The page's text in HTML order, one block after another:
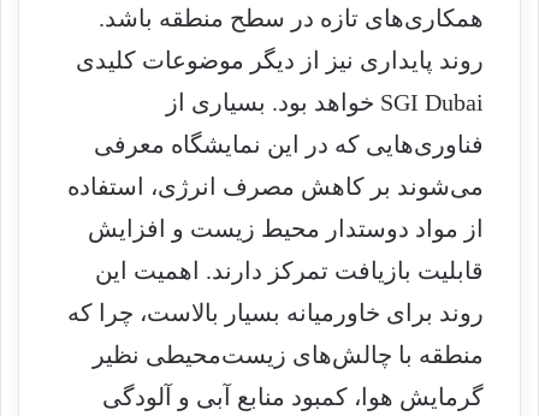
همکاری‌های تازه در سطح منطقه باشد.
روند پایداری نیز از دیگر موضوعات کلیدی
SGI Dubai خواهد بود. بسیاری از
فناوری‌هایی که در این نمایشگاه معرفی
می‌شوند بر کاهش مصرف انرژی، استفاده
از مواد دوستدار محیط زیست و افزایش
قابلیت بازیافت تمرکز دارند. اهمیت این
روند برای خاورمیانه بسیار بالاست، چرا که
منطقه با چالش‌های زیست‌محیطی نظیر
گرمایش هوا، کمبود منابع آبی و آلودگی